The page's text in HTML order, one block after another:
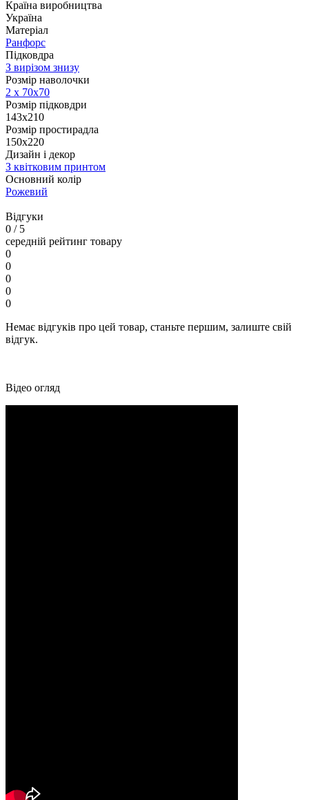
Країна виробництва
Україна
Матеріал
Ранфорс
Підковдра
З вирізом знизу
Розмір наволочки
2 х 70х70
Розмір підковдри
143x210
Розмір простирадла
150х220
Дизайн і декор
З квітковим принтом
Основний колір
Рожевий
Відгуки
0 / 5
середній рейтинг товару
0
0
0
0
0
Немає відгуків про цей товар, станьте першим, залиште свій
відгук.
Відео огляд